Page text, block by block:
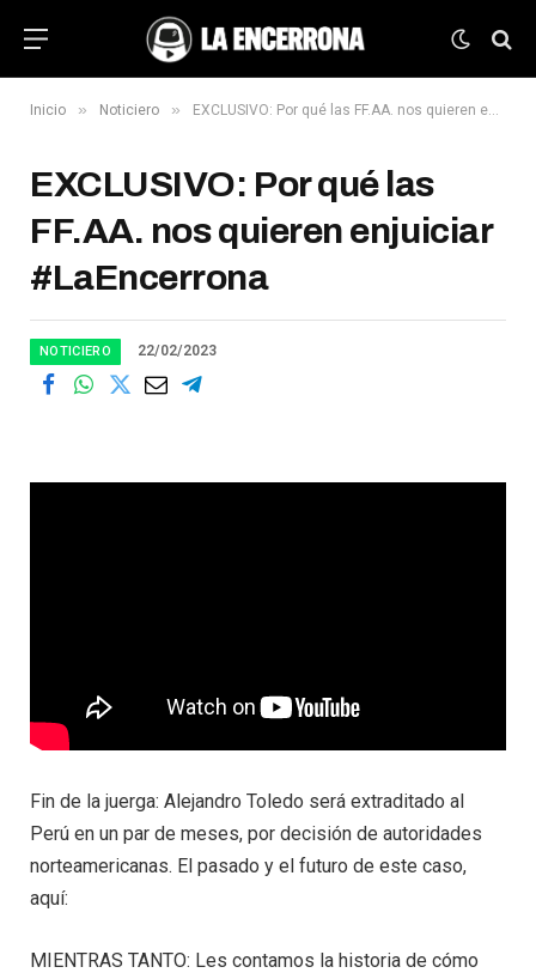
Inicio » Noticiero » EXCLUSIVO: Por qué las FF.AA. nos quieren enjuiciar #LaEncerrona
EXCLUSIVO: Por qué las
FF.AA. nos quieren enjuiciar
#LaEncerrona
NOTICIERO 22/02/2023
Fin de la juerga: Alejandro Toledo será extraditado al
Perú en un par de meses, por decisión de autoridades
norteamericanas. El pasado y el futuro de este caso,
aquí:
MIENTRAS TANTO: Les contamos la historia de cómo